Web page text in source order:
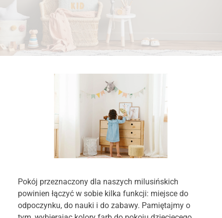
KALKULATOR
DLA WYKONAWCÓW
KONTAKT
DLA PROFESJONALISTÓW
STYLIN
Pokój przeznaczony dla naszych milusińskich
powinien łączyć w sobie kilka funkcji: miejsce do
odpoczynku, do nauki i do zabawy. Pamiętajmy o